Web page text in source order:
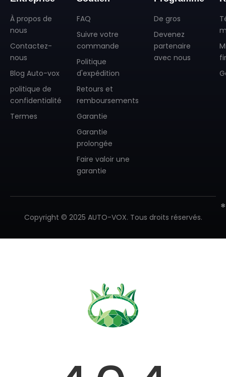
À propos de
nous
Contactez-
nous
Blog Auto-vox
politique de
confidentialité
Termes
FAQ
Suivre votre
commande
Politique
d'expédition
Retours et
remboursements
Garantie
Garantie
prolongée
Faire valoir une
garantie
De gros
Devenez
partenaire
avec nous
Copyright © 2025 AUTO-VOX. Tous droits réservés.